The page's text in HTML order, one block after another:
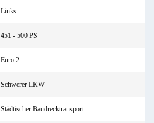
Links
451 - 500 PS
Euro 2
Schwerer LKW
Städtischer Baudrecktransport